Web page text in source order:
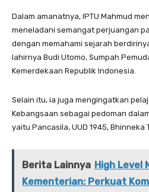
Dalam amanatnya, IPTU Mahmud
meneladani semangat perjuangan
dengan memahami sejarah
lahirnya Budi Utomo, Sumpah
Kemerdekaan Republik Indonesia.
Selain itu, ia juga mengingatkan
Kebangsaan sebagai pedoman
yaitu Pancasila, UUD 1945, Bhinneka
Berita Lainnya High Level
Kementerian: Perkuat